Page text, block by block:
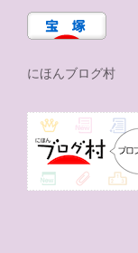
にほんブログ村